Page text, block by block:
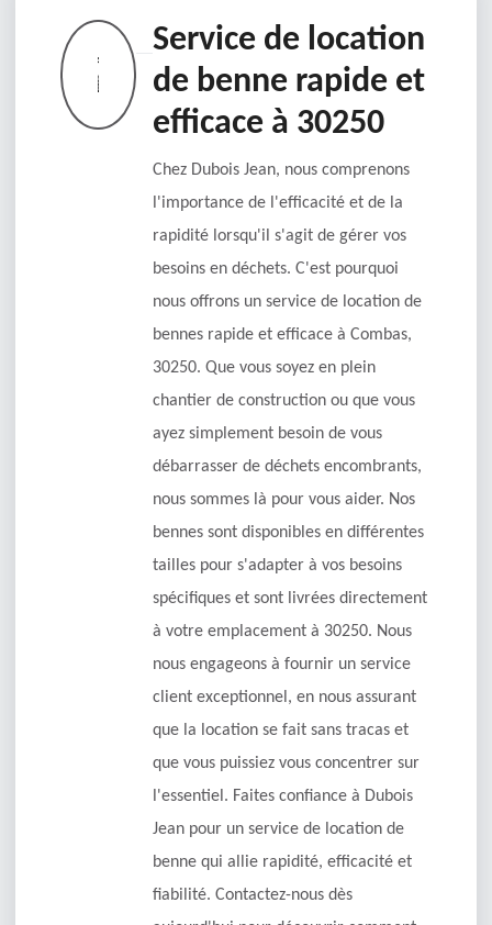
Service de location
de benne rapide et
efficace à 30250
Chez Dubois Jean, nous comprenons
l'importance de l'efficacité et de la
rapidité lorsqu'il s'agit de gérer vos
besoins en déchets. C'est pourquoi
nous offrons un service de location de
bennes rapide et efficace à Combas,
30250. Que vous soyez en plein
chantier de construction ou que vous
ayez simplement besoin de vous
débarrasser de déchets encombrants,
nous sommes là pour vous aider. Nos
bennes sont disponibles en différentes
tailles pour s'adapter à vos besoins
spécifiques et sont livrées directement
à votre emplacement à 30250. Nous
nous engageons à fournir un service
client exceptionnel, en nous assurant
que la location se fait sans tracas et
que vous puissiez vous concentrer sur
l'essentiel. Faites confiance à Dubois
Jean pour un service de location de
benne qui allie rapidité, efficacité et
fiabilité. Contactez-nous dès